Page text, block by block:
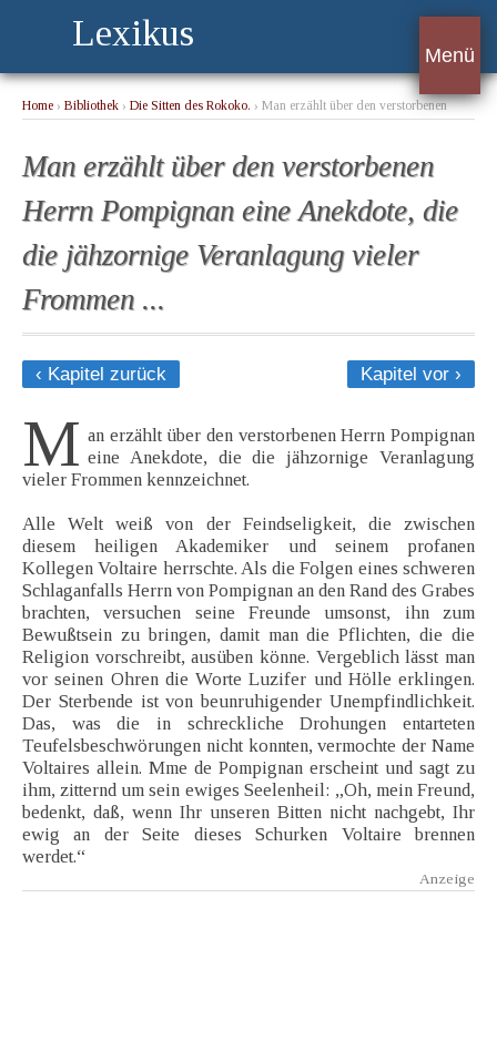
Lexikus
Menü
Home › Bibliothek › Die Sitten des Rokoko. › Man erzählt über den verstorbenen
Man erzählt über den verstorbenen
Herrn Pompignan eine Anekdote, die
die jähzornige Veranlagung vieler
Frommen ...
‹ Kapitel zurück Kapitel vor ›
M an erzählt über den verstorbenen Herrn Pompignan
eine Anekdote, die die jähzornige Veranlagung
vieler Frommen kennzeichnet.
Alle Welt weiß von der Feindseligkeit, die zwischen
diesem heiligen Akademiker und seinem profanen
Kollegen Voltaire herrschte. Als die Folgen eines schweren
Schlaganfalls Herrn von Pompignan an den Rand des Grabes
brachten, versuchen seine Freunde umsonst, ihn zum
Bewußtsein zu bringen, damit man die Pflichten, die die
Religion vorschreibt, ausüben könne. Vergeblich lässt man
vor seinen Ohren die Worte Luzifer und Hölle erklingen.
Der Sterbende ist von beunruhigender Unempfindlichkeit.
Das, was die in schreckliche Drohungen entarteten
Teufelsbeschwörungen nicht konnten, vermochte der Name
Voltaires allein. Mme de Pompignan erscheint und sagt zu
ihm, zitternd um sein ewiges Seelenheil: „Oh, mein Freund,
bedenkt, daß, wenn Ihr unseren Bitten nicht nachgebt, Ihr
ewig an der Seite dieses Schurken Voltaire brennen
werdet.“